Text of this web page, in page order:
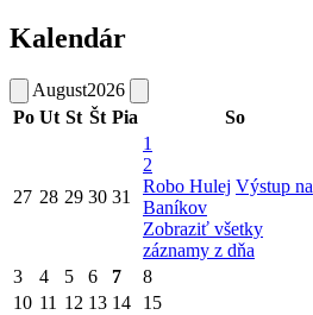
Kalendár
August2026
Po Ut St Št Pia So
27 28 29 30 31
1
2
Robo Hulej Výstup na
Baníkov
Zobraziť všetky
záznamy z dňa
3
4 5 6 7 8
10 11 12 13 14 15